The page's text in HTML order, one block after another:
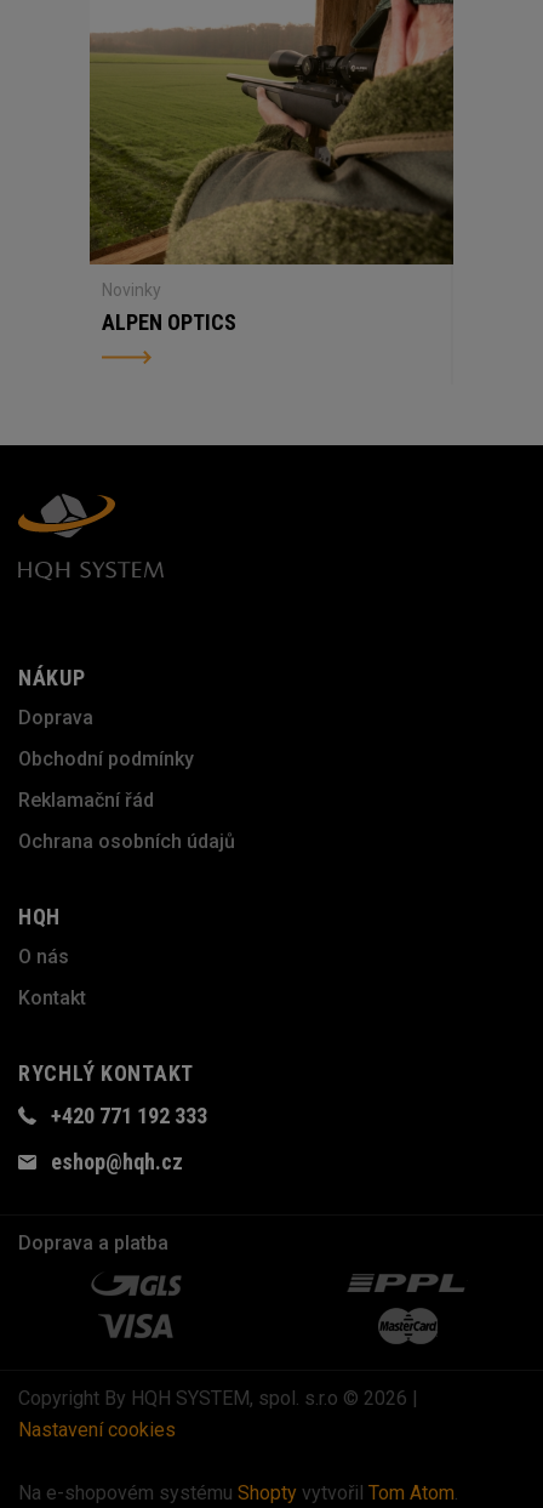
Novinky
ALPEN OPTICS
NÁKUP
Doprava
Obchodní podmínky
Reklamační řád
Ochrana osobních údajů
HQH
O nás
Kontakt
RYCHLÝ KONTAKT
+420 771 192 333
eshop@hqh.cz
Doprava a platba
Copyright By HQH SYSTEM, spol. s.r.o © 2026 |
Nastavení cookies
Na e-shopovém systému Shopty vytvořil Tom Atom.